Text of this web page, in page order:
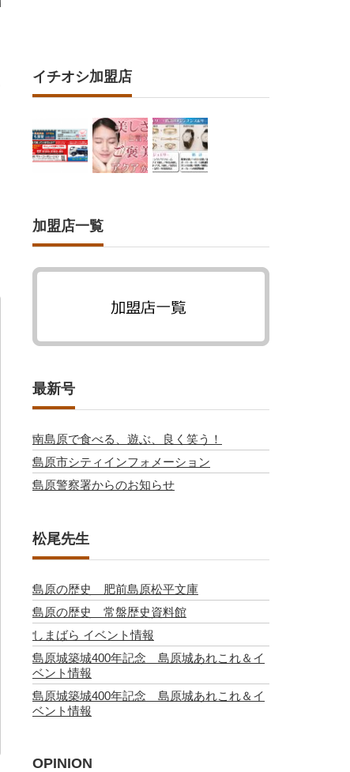
イチオシ加盟店
加盟店一覧
最新号
南島原で食べる、遊ぶ、良く笑う！
島原市シティインフォメーション
島原警察署からのお知らせ
松尾先生
島原の歴史 肥前島原松平文庫
島原の歴史 常盤歴史資料館
しまばら イベント情報
島原城築城400年記念 島原城あれこれ＆イ
ベント情報
島原城築城400年記念 島原城あれこれ＆イ
ベント情報
OPINION